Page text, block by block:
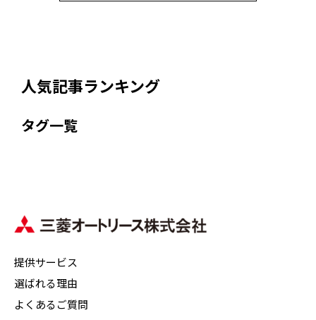
人気記事ランキング
タグ一覧
提供サービス
選ばれる理由
よくあるご質問